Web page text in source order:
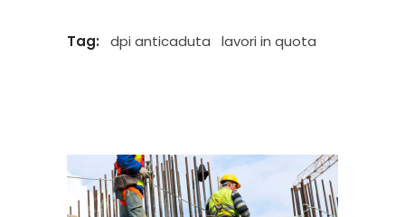
Tag: dpi anticaduta lavori in quota